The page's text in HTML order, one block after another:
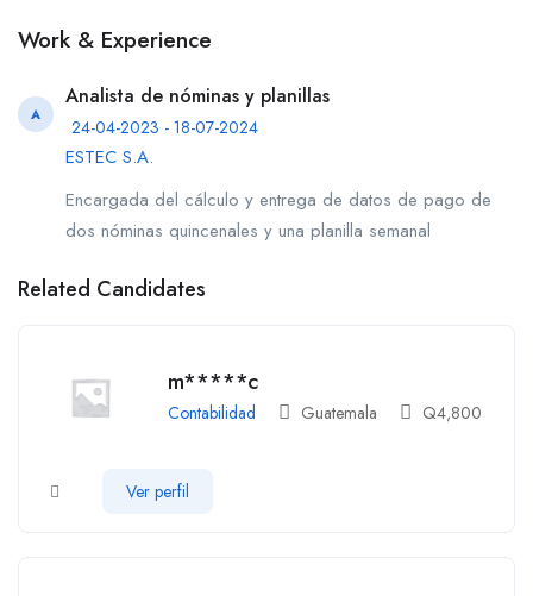
Work & Experience
A
Analista de nóminas y planillas
24-04-2023 - 18-07-2024
ESTEC S.A.
Encargada del cálculo y entrega de datos de pago de
dos nóminas quincenales y una planilla semanal
Related Candidates
m*****c
Contabilidad Guatemala Q4,800
Ver perfil